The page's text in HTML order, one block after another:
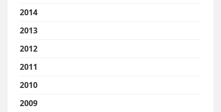
2014
2013
2012
2011
2010
2009